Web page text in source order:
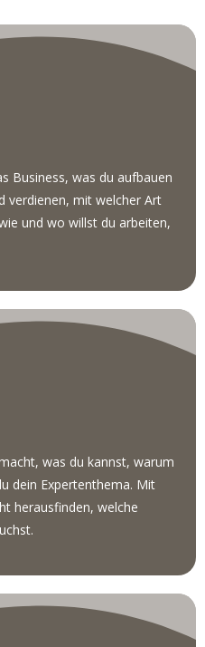
Business, was du aufbauen
verdienen, mit welcher Art
und wo willst du arbeiten,
was du kannst, warum
dein Expertenthema. Mit
herausfinden, welche